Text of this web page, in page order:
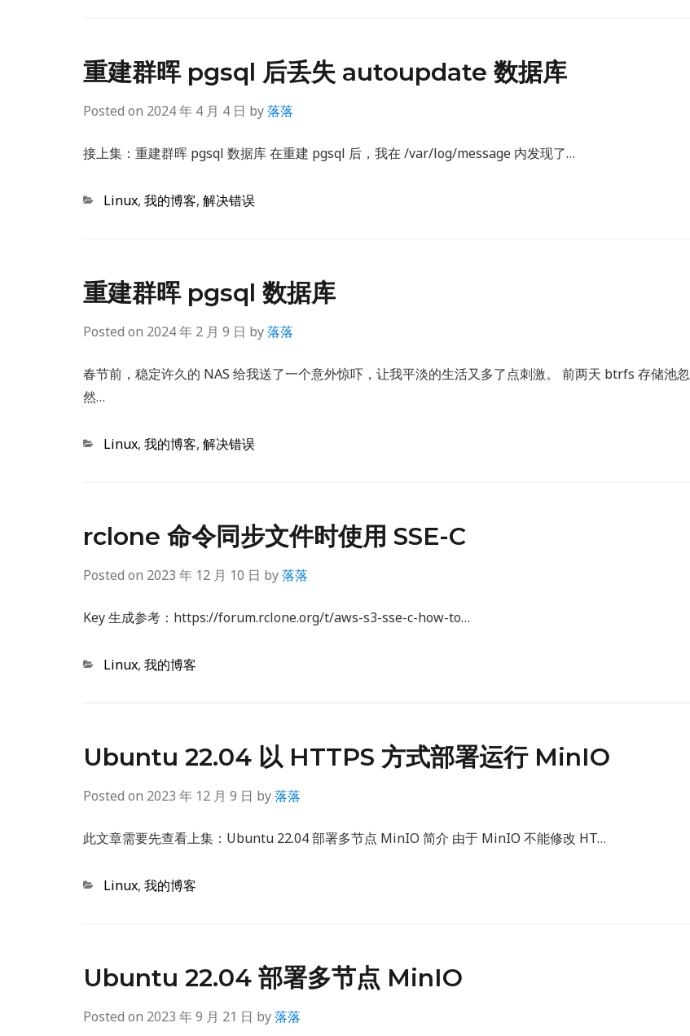
重建群晖 pgsql 后丢失 autoupdate 数据库
Posted on 2024 年 4 月 4 日 by落落
接上集：重建群晖 pgsql 数据库 在重建 pgsql 后，我在 /var/log/message 内发现了…
Categories
Linux, 我的博客, 解决错误
重建群晖 pgsql 数据库
Posted on 2024 年 2 月 9 日 by落落
春节前，稳定许久的 NAS 给我送了一个意外惊吓，让我平淡的生活又多了点刺激。 前两天 btrfs 存储池忽
然…
Categories
Linux, 我的博客, 解决错误
rclone 命令同步文件时使用 SSE-C
Posted on 2023 年 12 月 10 日 by落落
Key 生成参考：https://forum.rclone.org/t/aws-s3-sse-c-how-to…
Categories
Linux, 我的博客
Ubuntu 22.04 以 HTTPS 方式部署运行 MinIO
Posted on 2023 年 12 月 9 日 by落落
此文章需要先查看上集：Ubuntu 22.04 部署多节点 MinIO 简介 由于 MinIO 不能修改 HT…
Categories
Linux, 我的博客
Ubuntu 22.04 部署多节点 MinIO
Posted on 2023 年 9 月 21 日 by落落